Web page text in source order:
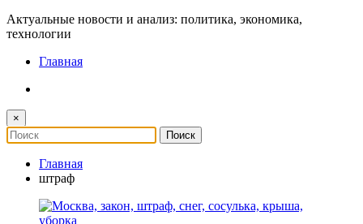
Актуальные новости и анализ: политика, экономика,
технологии
Главная
×
Главная
штраф